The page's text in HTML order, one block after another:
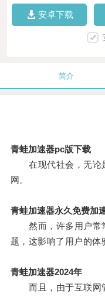
安卓下载
简介
青蛙加速器pc版下载
在现代社会，无论
网。
青蛙加速器永久免费加
然而，许多用户常
题，这影响了用户的体
青蛙加速器2024年
而且，由于互联网